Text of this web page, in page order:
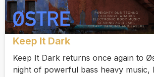
Keep It Dark
Keep It Dark returns once again to
night of powerful bass heavy music,